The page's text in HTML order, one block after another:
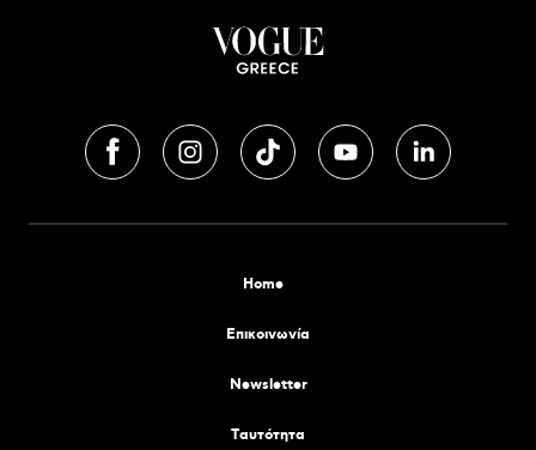
Home
Επικοινωνία
Newsletter
Tαυτότητα